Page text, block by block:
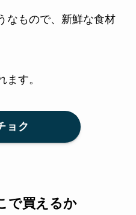
なもので、新鮮な食材
す。
ョク
で買えるか